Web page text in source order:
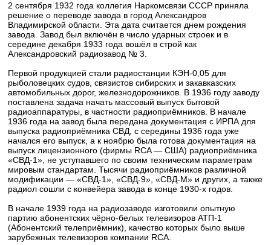
2 сентября 1932 года коллегия Наркомсвязи СССР приняла
решение о переводе завода в город Александров
Владимирской области. Эта дата считается днем рождения
завода. Завод был включён в число ударных строек и в
середине декабря 1933 года вошёл в строй как
Александровский радиозавод № 3.
Первой продукцией стали радиостанции КЭН-0,05 для
рыболовецких судов, связистов сибирских и закавказских
автомобильных дорог, железнодорожников. В 1936 году заводу
поставлена задача начать массовый выпуск бытовой
радиоаппаратуры, в частности радиоприёмников. В начале
1936 года на завод была передана документация с ИРПА для
выпуска радиоприёмника СВД, с середины 1936 года уже
начался его выпуск, а к ноябрю была готова документация на
выпуск лицензионного (фирмы RCA — США) радиоприёмника
«СВД-1», не уступавшего по своим техническим параметрам
мировым стандартам. Тысячи радиоприёмников различной
модификации — «СВД-1», «СВД-9», «СВД-М» и других, а также
радиол сошли с конвейера завода в конце 1930-х годов.
В начале 1939 года на радиозаводе изготовили опытную
партию абонентских чёрно-белых телевизоров АТП-1
(Абонентский телеприёмник), качество которых было выше
зарубежных телевизоров компании RCA.